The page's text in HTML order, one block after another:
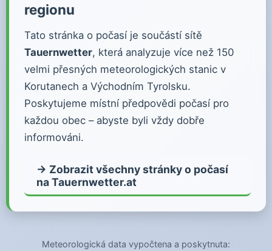
regionu
Tato stránka o počasí je součástí sítě
Tauernwetter, která analyzuje více než 150
velmi přesných meteorologických stanic v
Korutanech a Východním Tyrolsku.
Poskytujeme místní předpovědi počasí pro
každou obec – abyste byli vždy dobře
informováni.
→ Zobrazit všechny stránky o počasí
na Tauernwetter.at
Meteorologická data vypočtena a poskytnuta: